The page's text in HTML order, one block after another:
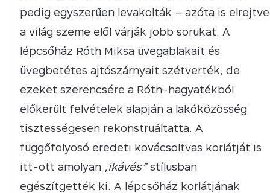
pedig egyszerűen levakolták – azóta is elrejtve
a világ szeme elől várják jobb sorukat. A
lépcsőház Róth Miksa üvegablakait és
üvegbetétes ajtószárnyait szétverték, de
ezeket szerencsére a Róth-hagyatékból
előkerült felvételek alapján a lakóközösség
tisztességesen rekonstruáltatta. A
függőfolyosó eredeti kovácsoltvas korlátját is
itt-ott amolyan „ikávés”stílusban
egészítgették ki. A lépcsőház korlátjának